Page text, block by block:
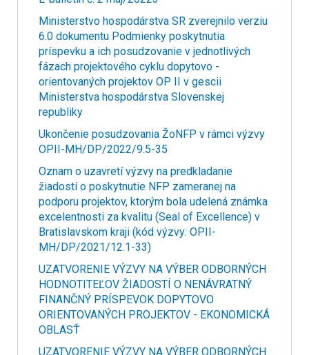
Ministerstvo hospodárstva SR zverejnilo verziu
6.0 dokumentu Podmienky poskytnutia
príspevku a ich posudzovanie v jednotlivých
fázach projektového cyklu dopytovo -
orientovaných projektov OP II v gescii
Ministerstva hospodárstva Slovenskej
republiky
Ukončenie posudzovania ŽoNFP v rámci výzvy
OPII-MH/DP/2022/9.5-35
Oznam o uzavretí výzvy na predkladanie
žiadostí o poskytnutie NFP zameranej na
podporu projektov, ktorým bola udelená známka
excelentnosti za kvalitu (Seal of Excellence) v
Bratislavskom kraji (kód výzvy: OPII-
MH/DP/2021/12.1-33)
UZATVORENIE VÝZVY NA VÝBER ODBORNÝCH
HODNOTITEĽOV ŽIADOSTÍ O NENÁVRATNÝ
FINANČNÝ PRÍSPEVOK DOPYTOVO
ORIENTOVANÝCH PROJEKTOV - EKONOMICKÁ
OBLASŤ
UZATVORENIE VÝZVY NA VÝBER ODBORNÝCH